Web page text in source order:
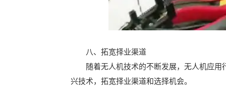
八、拓宽择业渠道
随着无人机技术的不断发展，无人机应用
兴技术，拓宽择业渠道和选择机会。